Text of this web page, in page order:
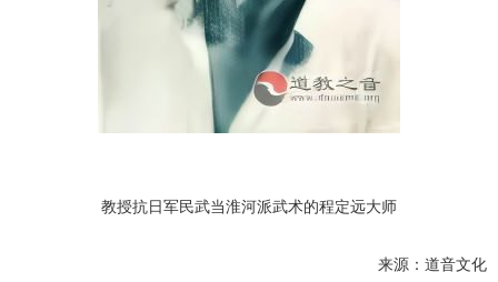
教授抗日军民武当淮河派武术的程定远大师
来源：道音文化